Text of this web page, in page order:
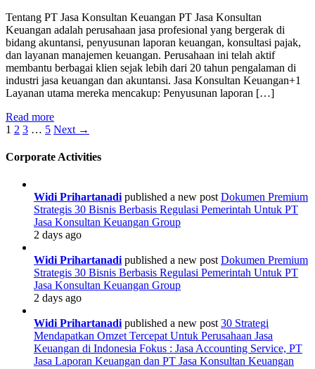
Kendali
Usaha
By
PT
Jasa
Konsultan
Keuangan
KONSULTAN
KEUANGAN
KONSULTAN
KEUANGAN
YANG
DI
REKOMENDASIKAN
INDONESIA,
JAKARTA
BEKASI
Tentang PT Jasa Konsultan Keuangan PT Jasa Konsultan
Keuangan adalah perusahaan jasa profesional yang bergerak di
bidang akuntansi, penyusunan laporan keuangan, konsultasi pajak,
dan layanan manajemen keuangan. Perusahaan ini telah aktif
membantu berbagai klien sejak lebih dari 20 tahun pengalaman di
industri jasa keuangan dan akuntansi. Jasa Konsultan Keuangan+1
Layanan utama mereka mencakup: Penyusunan laporan […]
Read morePT
JASA
KEUANGAN
YANG
DI
REKOMENDASIKAN
DI
INDONESIA,
JAKARTA
&
BEKASI
Posts
pagination
1 2 3 … 5 Next →
Corporate Activities
Widi Prihartanadi published a new post Dokumen Premium
Strategis 30 Bisnis Berbasis Regulasi Pemerintah Untuk PT
Jasa Konsultan Keuangan Group
2 days ago
Widi Prihartanadi published a new post Dokumen Premium
Strategis 30 Bisnis Berbasis Regulasi Pemerintah Untuk PT
Jasa Konsultan Keuangan Group
2 days ago
Widi Prihartanadi published a new post 30 Strategi
Mendapatkan Omzet Tercepat Untuk Perusahaan Jasa
Keuangan di Indonesia Fokus : Jasa Accounting Service, PT
Jasa Laporan Keuangan dan PT Jasa Konsultan Keuangan